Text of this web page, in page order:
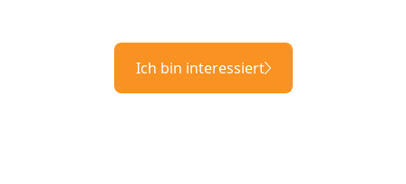
Ich bin interessiert